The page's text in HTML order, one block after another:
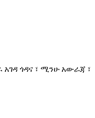
አገዳ ጎዳና ፣ ሚንሁ አውራጃ ፣